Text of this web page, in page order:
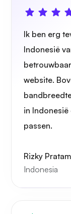
Ik ben erg
Indonesië
website.
in
passen.
Rizky
Indonesia